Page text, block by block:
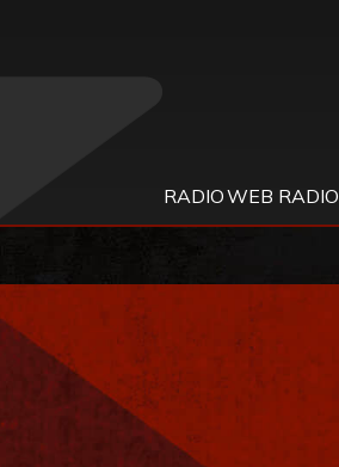
RADIOWEB RADIO